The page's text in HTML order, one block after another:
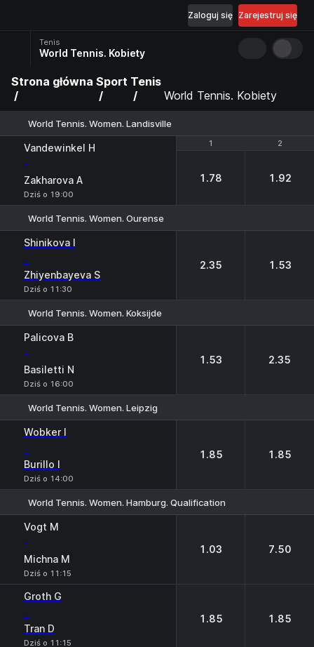
Zarejestruj się
Zaloguj się
Tenis
World Tennis. Kobiety
Strona główna Sport Tenis
World Tennis. Kobiety
World Tennis. Women. Landisville
1 2
Vandewinkel H
-
Zakharova A
Dziś o 19:00
1 2
1.78 1.92
World Tennis. Women. Ourense
Shinikova I
-
Zhiyenbayeva S
Dziś o 11:30
2.35 1.53
World Tennis. Women. Koksijde
Palicova B
-
Basiletti N
Dziś o 16:00
1.53 2.35
World Tennis. Women. Leipzig
Wobker I
-
Burillo I
Dziś o 14:00
1.85 1.85
World Tennis. Women. Hamburg. Qualification
Vogt M
-
Michna M
Dziś o 11:15
1.03 7.50
Groth G
-
Tran D
Dziś o 11:15
1.85 1.85